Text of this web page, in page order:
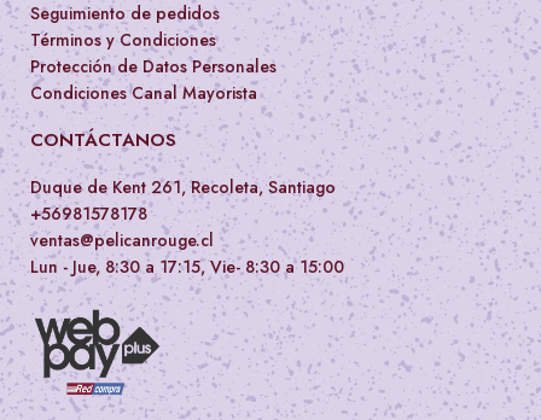
Seguimiento de pedidos
Términos y Condiciones
Protección de Datos Personales
Condiciones Canal Mayorista
CONTÁCTANOS
Duque de Kent 261, Recoleta, Santiago
+56981578178
ventas@pelicanrouge.cl
Lun - Jue, 8:30 a 17:15, Vie- 8:30 a 15:00